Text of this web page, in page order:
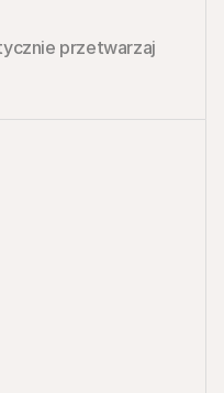
przetwarzaj